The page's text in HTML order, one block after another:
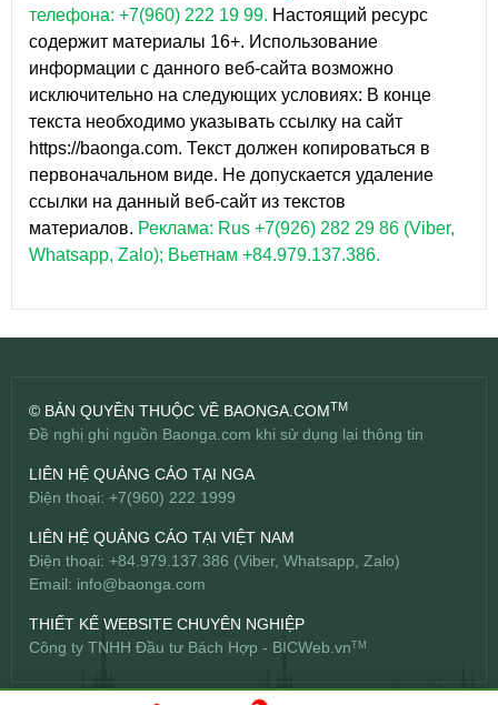
телефона: +7(960) 222 19 99. Настоящий ресурс
содержит материалы 16+. Использование
информации с данного веб-сайта возможно
исключительно на следующих условиях: В конце
текста необходимо указывать ссылку на сайт
https://baonga.com. Текст должен копироваться в
первоначальном виде. Не допускается удаление
ссылки на данный веб-сайт из текстов
материалов. Реклама: Rus +7(926) 282 29 86 (Viber,
Whatsapp, Zalo); Вьетнам +84.979.137.386.
© BẢN QUYỀN THUỘC VỀ BAONGA.COMTM
Đề nghị ghi nguồn Baonga.com khi sử dụng lại thông tin
LIÊN HỆ QUẢNG CÁO TẠI NGA
Điện thoại: +7(960) 222 1999
LIÊN HỆ QUẢNG CÁO TẠI VIỆT NAM
Điện thoại: +84.979.137.386 (Viber, Whatsapp, Zalo)
Email: info@baonga.com
THIẾT KẾ WEBSITE CHUYÊN NGHIỆP
Công ty TNHH Đầu tư Bách Hợp - BICWeb.vnTM